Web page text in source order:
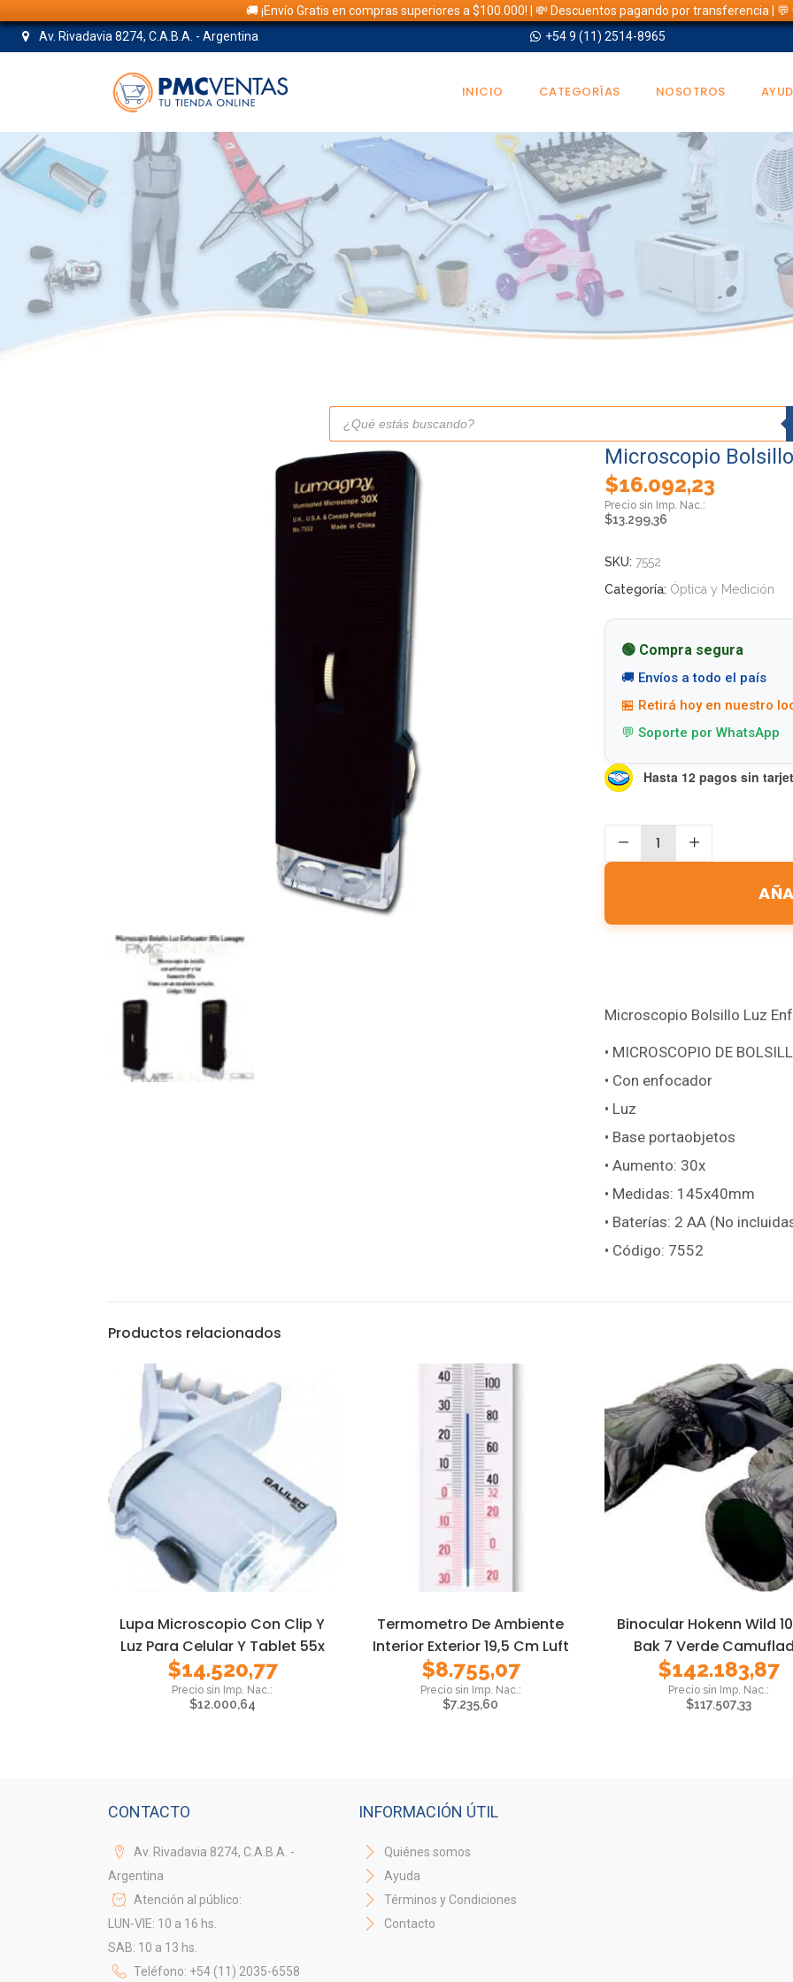
🚚 ¡Envío Gratis en compras superiores a $100.000! | 💸 Descuentos pagando por transferencia |
Av. Rivadavia 8274, C.A.B.A. - Argentina
+54 9 (11) 2514-8965
INICIO CATEGORÍAS NOSOTROS
TIENDA
Búsqueda
productos
Microscopio
$16.092,23
$13.299,36
SKU: 7552
Categoría: Óptica y Medición
🟢 Compra segura
🚚 Envíos a todo el país
🏪 Retirá hoy en nuestro
💬 Soporte por WhatsApp
Hasta 12 pagos sin
Microscopio Bolsillo Luz
• MICROSCOPIO DE
• Con enfocador
• Luz
• Base portaobjetos
• Aumento: 30x
• Medidas: 145x40mm
• Baterías: 2 AA (No
• Código: 7552
Productos relacionados
Lupa Microscopio Con Clip Y
Luz Para Celular Y Tablet 55x
$14.520,77
$12.000,64
Termometro De Ambiente
Interior Exterior 19,5 Cm Luft
$8.755,07
$7.235,60
Binocular Hokenn Wild
Bak 7 Verde
$142.183,87
$117.507,33
CONTACTO
Av. Rivadavia 8274, C.A.B.A. -
Argentina
Atención al público:
LUN-VIE: 10 a 16 hs.
SAB: 10 a 13 hs.
Teléfono: +54 (11) 2035-6558
INFORMACIÓN ÚTIL
Quiénes somos
Ayuda
Términos y Condiciones
Contacto